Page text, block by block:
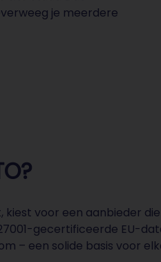
je meerdere
kiest voor een aanbieder
gecertificeerde EU-
– een solide basis voor